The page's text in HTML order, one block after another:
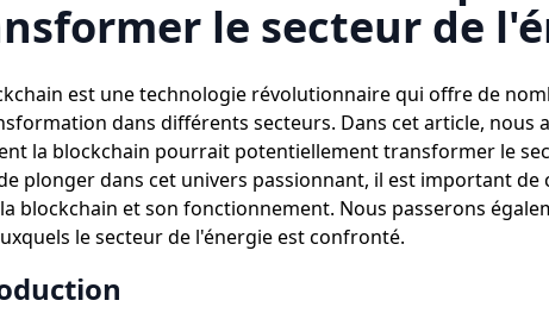
le secteur de
est une technologie révolutionnaire qui offre de
dans différents secteurs. Dans cet article, nous
la blockchain pourrait potentiellement transformer le
plonger dans cet univers passionnant, il est important de
blockchain et son fonctionnement. Nous passerons
le secteur de l'énergie est confronté.